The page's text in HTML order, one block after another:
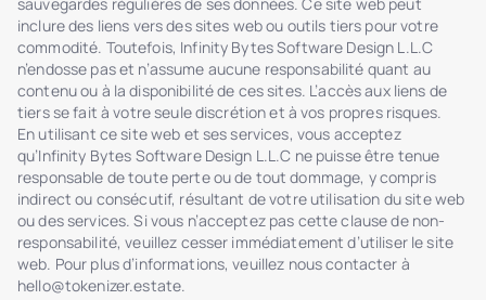
inclure des liens vers des sites web ou outils tiers pour votre
commodité. Toutefois, Infinity Bytes Software Design L.L.C
n’endosse pas et n’assume aucune responsabilité quant au
contenu ou à la disponibilité de ces sites. L’accès aux liens de
tiers se fait à votre seule discrétion et à vos propres risques.
En utilisant ce site web et ses services, vous acceptez
qu’Infinity Bytes Software Design L.L.C ne puisse être tenue
responsable de toute perte ou de tout dommage, y compris
indirect ou consécutif, résultant de votre utilisation du site web
ou des services. Si vous n’acceptez pas cette clause de non-
responsabilité, veuillez cesser immédiatement d’utiliser le site
web. Pour plus d’informations, veuillez nous contacter à
hello@tokenizer.estate.